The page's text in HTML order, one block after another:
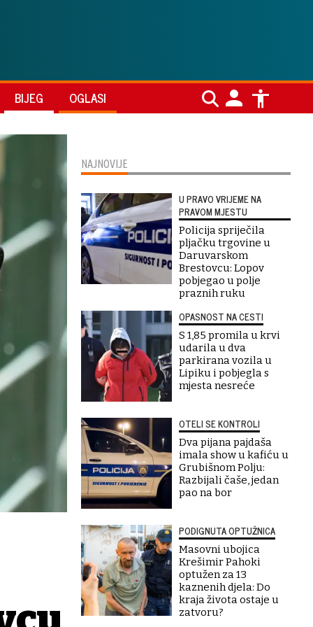
BIJEG OGLASI
NAJNOVIJE
U PRAVO VRIJEME NA
PRAVOM MJESTU
Policija spriječila
pljačku trgovine u
Daruvarskom
Brestovcu: Lopov
pobjegao u polje
praznih ruku
OPASNOST NA CESTI
S 1,85 promila u krvi
udarila u dva
parkirana vozila u
Lipiku i pobjegla s
mjesta nesreće
OTELI SE KONTROLI
Dva pijana pajdaša
imala show u kafiću u
Grubišnom Polju:
Razbijali čaše, jedan
pao na bor
PODIGNUTA OPTUŽNICA
Masovni ubojica
Krešimir Pahoki
optužen za 13
kaznenih djela: Do
kraja života ostaje u
zatvoru?